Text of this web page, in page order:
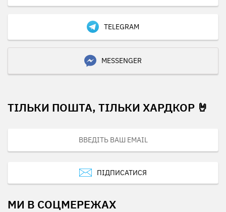
TELEGRAM
MESSENGER
ТІЛЬКИ ПОШТА, ТІЛЬКИ ХАРДКОР 🤘
ПІДПИСАТИСЯ
МИ В СОЦМЕРЕЖАХ